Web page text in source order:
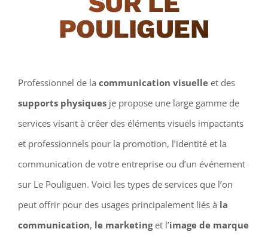
POULIGUEN
Professionnel de la communication visuelleet des
supports physiquesje propose une large gamme de
services visant à créer des éléments visuels impactants
et professionnels pour la promotion, l’identité et la
communication de votre entreprise ou d’un événement
sur Le Pouliguen. Voici les types de services que l’on
peut offrir pour des usages principalement liés à la
communication, le marketinget l’image de marque